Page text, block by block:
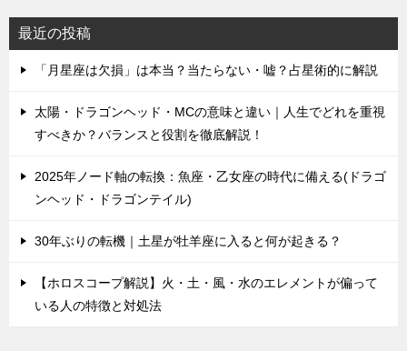
最近の投稿
「月星座は欠損」は本当？当たらない・嘘？占星術的に解説
太陽・ドラゴンヘッド・MCの意味と違い｜人生でどれを重視
すべきか？バランスと役割を徹底解説！
2025年ノード軸の転換：魚座・乙女座の時代に備える(ドラゴ
ンヘッド・ドラゴンテイル)
30年ぶりの転機｜土星が牡羊座に入ると何が起きる？
【ホロスコープ解説】火・土・風・水のエレメントが偏って
いる人の特徴と対処法